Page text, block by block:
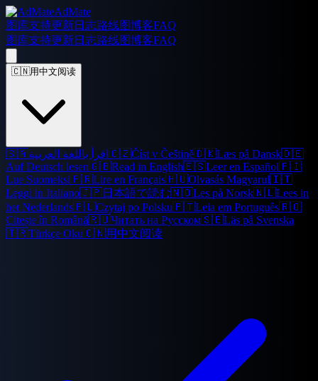
AdMate
图库支持更新日志路线图博客FAQ
图库支持更新日志路线图博客FAQ
🇨🇳用中文阅读
🇸🇦اقرأ باللغة العربية 🇨🇿Číst v Češtině🇩🇰Læs på Dansk🇩🇪
Auf Deutsch lesen🇬🇧Read in English🇪🇸Leer en Español🇫🇮
Lue Suomeksi🇫🇷Lire en Français🇭🇺Olvasás Magyarul🇮🇹
Leggi in Italiano🇯🇵日本語で読む🇳🇴Les på Norsk🇳🇱Lees in
het Nederlands🇵🇱Czytaj po Polsku🇵🇹Leia em Português🇷🇴
Citește în Română🇷🇺Читать на Русском🇸🇪Läs på Svenska
🇹🇷Türkçe Oku🇨🇳用中文阅读